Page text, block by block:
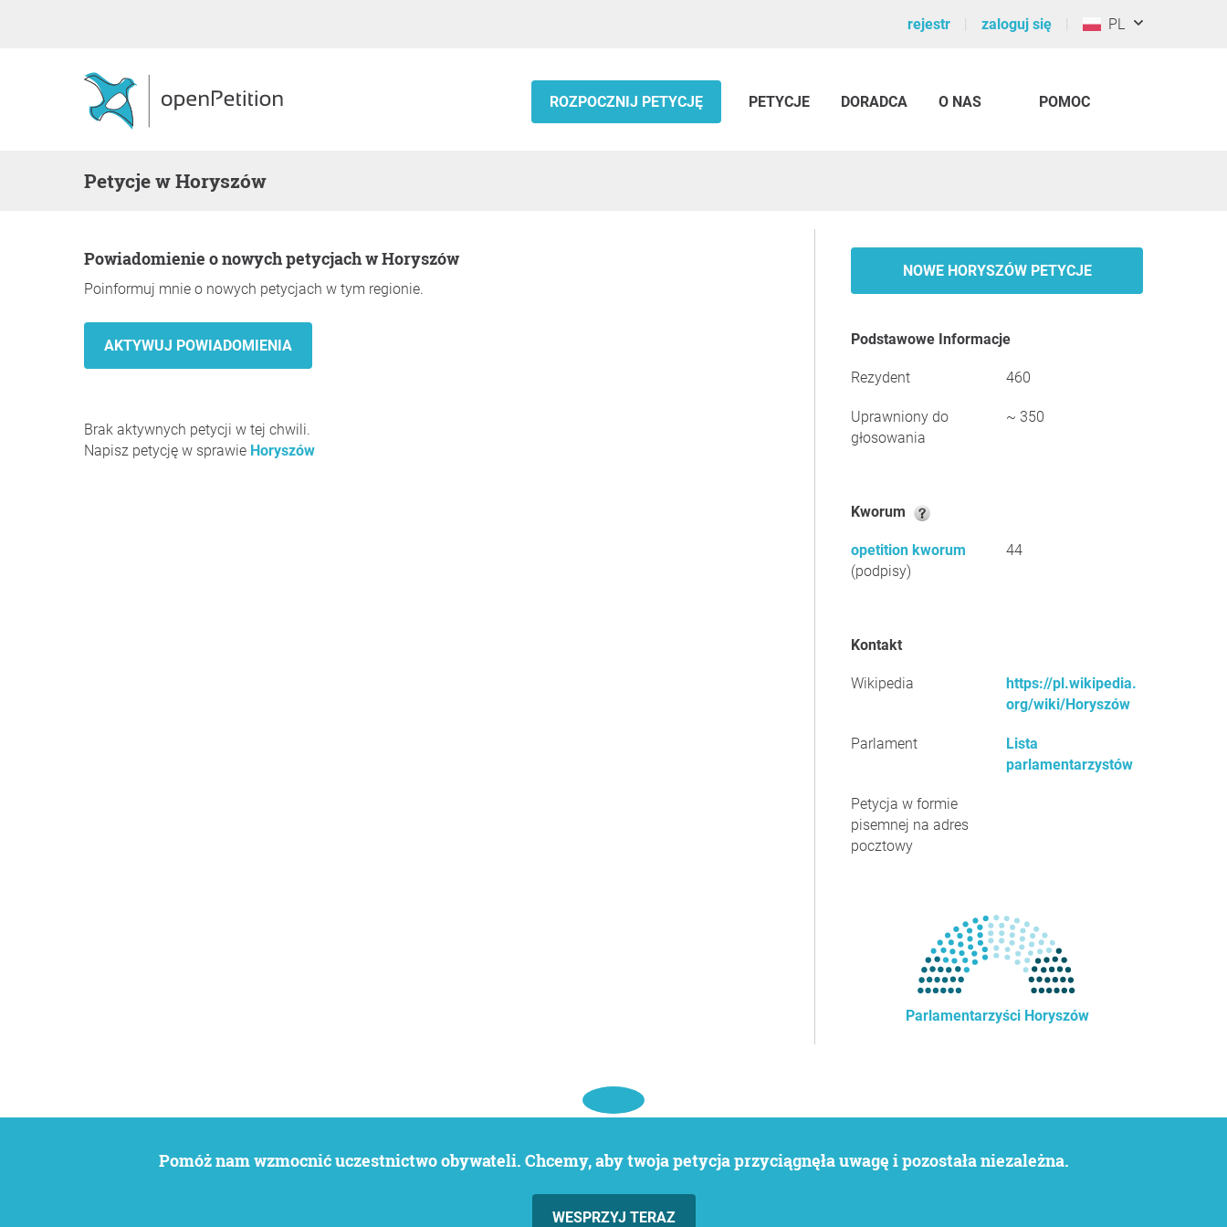
rejestr zaloguj się PL
ROZPOCZNIJ PETYCJĘ PETYCJE DORADCA O NAS POMOC
Petycje w Horyszów
Powiadomienie o nowych petycjach w Horyszów
Poinformuj mnie o nowych petycjach w tym regionie.
Brak aktywnych petycji w tej chwili.
Napisz petycję w sprawie Horyszów
NOWE HORYSZÓW PETYCJE
Podstawowe Informacje
Rezydent 460
Uprawniony do
głosowania
~ 350
Kworum
opetition kworum
(podpisy)
44
Kontakt
Wikipedia
https://pl.wikipedia.
org/wiki/Horyszów
Parlament
Lista
parlamentarzystów
Petycja w formie
pisemnej na adres
pocztowy
Parlamentarzyści Horyszów
Pomóż nam wzmocnić uczestnictwo obywateli. Chcemy, aby twoja petycja przyciągnęła uwagę i pozostała niezależna.
WESPRZYJ TERAZ